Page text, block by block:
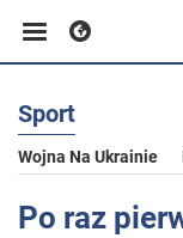
Biznes
Sport
Sport
Wojna Na Ukrainie
Po raz